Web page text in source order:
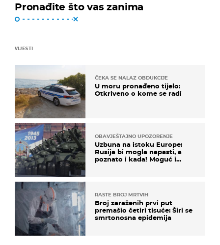
Pronađite što vas zanima
VIJESTI
ČEKA SE NALAZ OBDUKCIJE
U moru pronađeno tijelo:
Otkriveno o kome se radi
OBAVJEŠTAJNO UPOZORENJE
Uzbuna na istoku Europe:
Rusija bi mogla napasti, a
poznato i kada! Moguć i
RASTE BROJ MRTVIH
Broj zaraženih prvi put
premašio četiri tisuće: Širi se
smrtonosna epidemija